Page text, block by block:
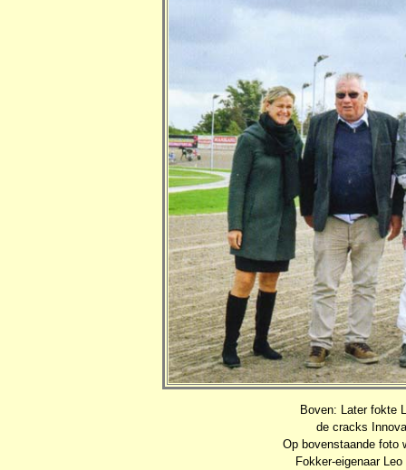
Boven: Later fokte
de cracks
Op bovenstaande foto
Fokker-eigenaar